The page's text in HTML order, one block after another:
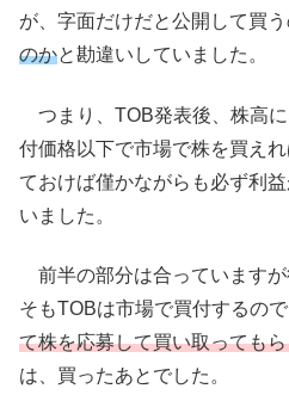
が、字面だけだと公開して買
のかと勘違いしていました。
つまり、TOB発表後、株高
付価格以下で市場で株を買え
ておけば僅かながらも必ず利
いました。
前半の部分は合っています
そもTOBは市場で買付するので
て株を応募して買い取っても
は、買ったあとでした。